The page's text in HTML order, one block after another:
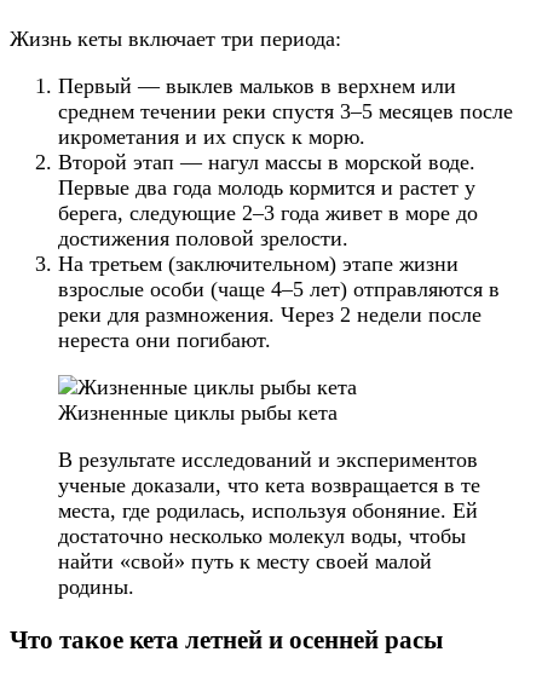
Жизнь кеты включает три периода:
Первый — выклев мальков в верхнем или
среднем течении реки спустя 3–5 месяцев после
икрометания и их спуск к морю.
Второй этап — нагул массы в морской воде.
Первые два года молодь кормится и растет у
берега, следующие 2–3 года живет в море до
достижения половой зрелости.
На третьем (заключительном) этапе жизни
взрослые особи (чаще 4–5 лет) отправляются в
реки для размножения. Через 2 недели после
нереста они погибают.
Жизненные циклы рыбы кета
В результате исследований и экспериментов
ученые доказали, что кета возвращается в те
места, где родилась, используя обоняние. Ей
достаточно несколько молекул воды, чтобы
найти «свой» путь к месту своей малой
родины.
Что такое кета летней и осенней расы